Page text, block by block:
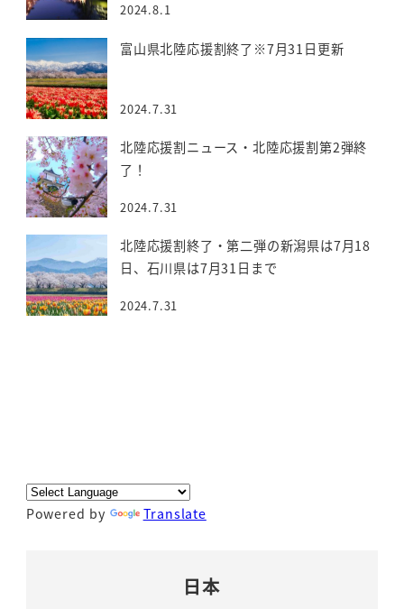
2024.8.1
富山県北陸応援割終了※7月31日更新
2024.7.31
北陸応援割ニュース・北陸応援割第2弾終
了！
2024.7.31
北陸応援割終了・第二弾の新潟県は7月18
日、石川県は7月31日まで
2024.7.31
Powered by Translate
日本